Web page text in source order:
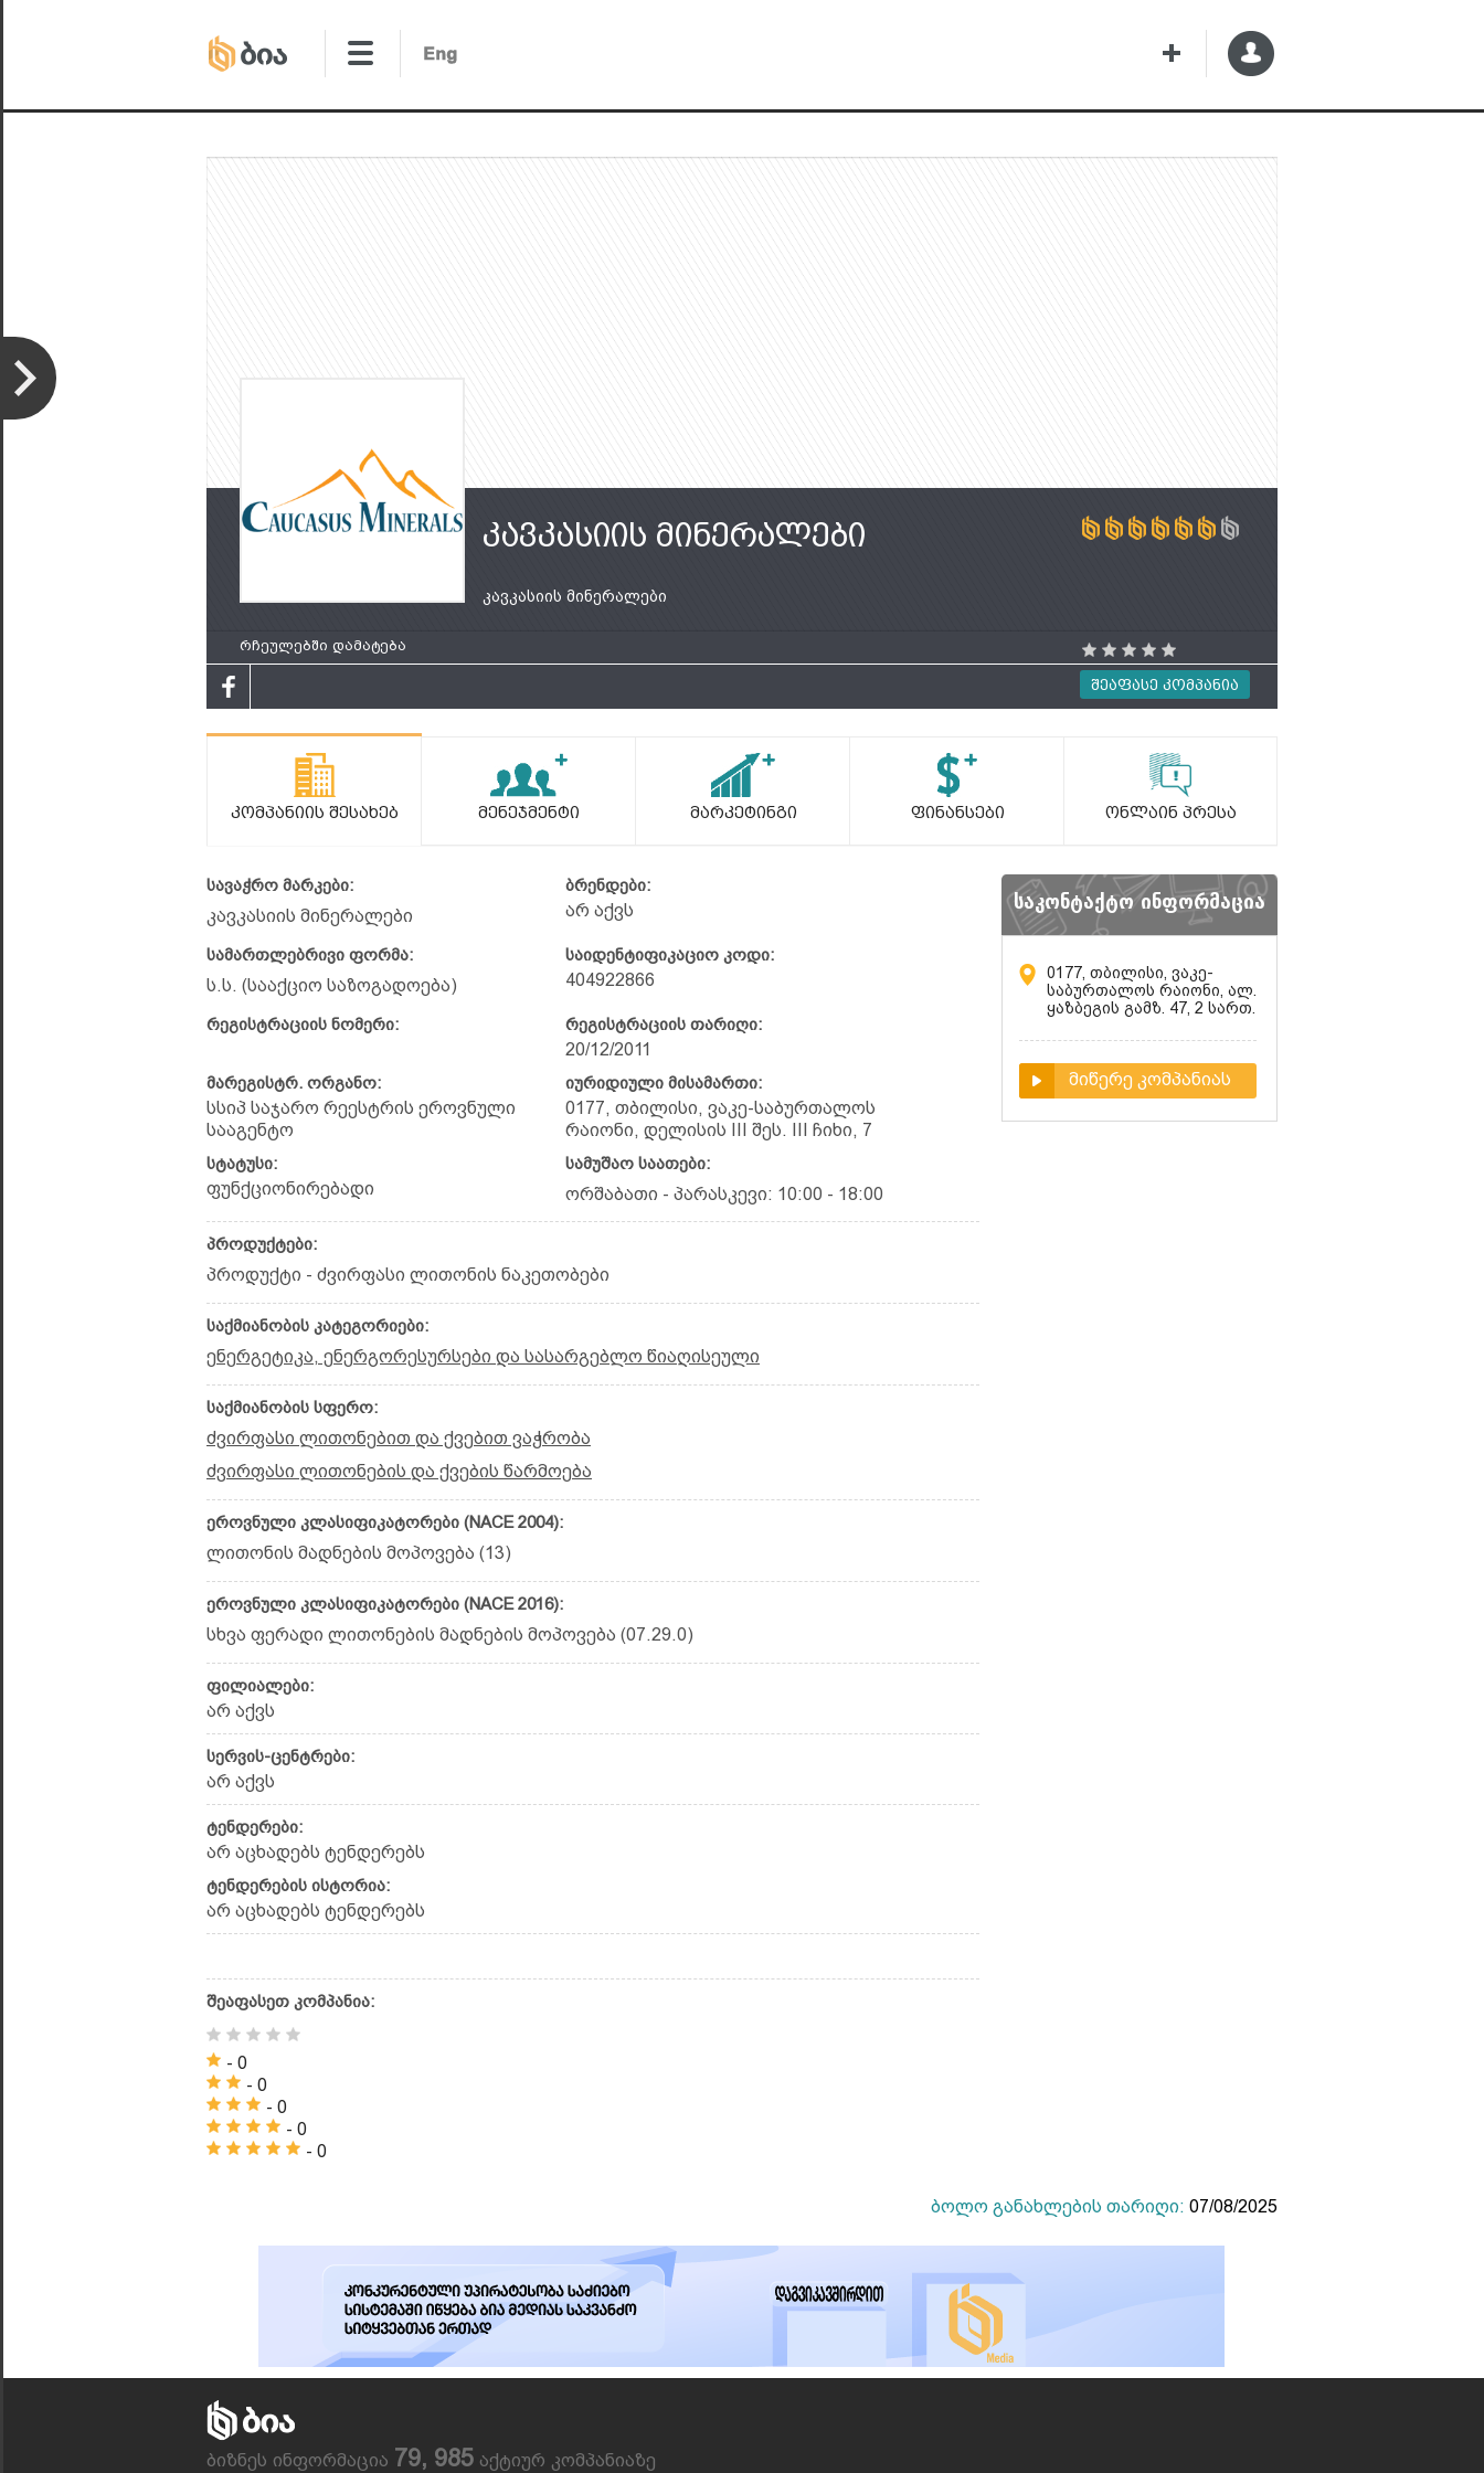
კავკასიის მინერალები
კავკასიის მინერალები
Შეაფასე Კომპანია
რჩეულებში დამატება
Კომპანიის Შესახებ Მენეჯმენტი Მარკეტინგი Ფინანსები Ონლაინ Პრესა
სავაჭრო მარკები:
კავკასიის მინერალები
ბრენდები:
არ აქვს
სამართლებრივი ფორმა:
ს.ს. (სააქციო საზოგადოება)
საიდენტიფიკაციო კოდი:
404922866
რეგისტრაციის ნომერი: რეგისტრაციის თარიღი:
20/12/2011
მარეგისტრ. ორგანო:
სსიპ საჯარო რეესტრის ეროვნული
სააგენტო
იურიდიული მისამართი:
0177, თბილისი, ვაკე-საბურთალოს
რაიონი, დელისის III შეს. III ჩიხი, 7
სტატუსი:
ფუნქციონირებადი
სამუშაო საათები:
ორშაბათი - პარასკევი: 10:00 - 18:00
პროდუქტები:
პროდუქტი - ძვირფასი ლითონის ნაკეთობები
საქმიანობის კატეგორიები:
ენერგეტიკა, ენერგორესურსები და სასარგებლო წიაღისეული
საქმიანობის სფერო:
ძვირფასი ლითონებით და ქვებით ვაჭრობა
ძვირფასი ლითონების და ქვების წარმოება
ეროვნული კლასიფიკატორები (NACE 2004):
ლითონის მადნების მოპოვება (13)
ეროვნული კლასიფიკატორები (NACE 2016):
სხვა ფერადი ლითონების მადნების მოპოვება (07.29.0)
ფილიალები:
არ აქვს
სერვის-ცენტრები:
არ აქვს
ტენდერები:
არ აცხადებს ტენდერებს
ტენდერების ისტორია:
არ აცხადებს ტენდერებს
შეაფასეთ კომპანია:
- 0
- 0
- 0
- 0
- 0
საკონტაქტო ინფორმაცია
0177, თბილისი, ვაკე-
საბურთალოს რაიონი, ალ.
ყაზბეგის გამზ. 47, 2 სართ.
მიწერე კომპანიას
ბოლო განახლების თარიღი: 07/08/2025
ბიზნეს ინფორმაცია 79, 985 აქტიურ კომპანიაზე